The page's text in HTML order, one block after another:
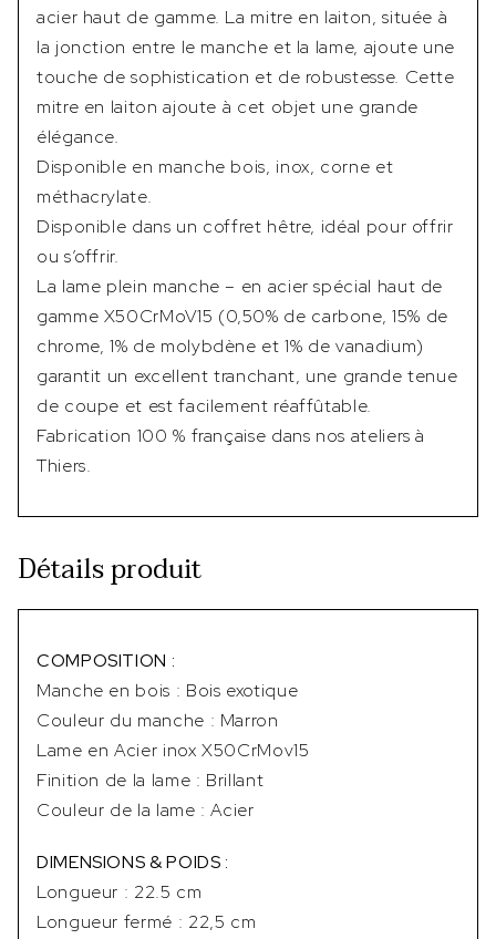
acier haut de gamme. La mitre en laiton, située à
la jonction entre le manche et la lame, ajoute une
touche de sophistication et de robustesse. Cette
mitre en laiton ajoute à cet objet une grande
élégance.
Disponible en manche bois, inox, corne et
méthacrylate.
Disponible dans un coffret hêtre, idéal pour offrir
ou s’offrir.
La lame plein manche – en acier spécial haut de
gamme X50CrMoV15 (0,50% de carbone, 15% de
chrome, 1% de molybdène et 1% de vanadium)
garantit un excellent tranchant, une grande tenue
de coupe et est facilement réaffûtable.
Fabrication 100 % française dans nos ateliers à
Thiers.
Détails produit
COMPOSITION :
Manche en bois : Bois exotique
Couleur du manche : Marron
Lame en Acier inox X50CrMov15
Finition de la lame : Brillant
Couleur de la lame : Acier
DIMENSIONS & POIDS :
Longueur : 22.5 cm
Longueur fermé : 22,5 cm